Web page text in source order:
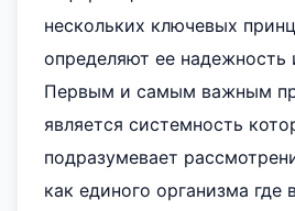
нескольких ключевых
определяют ее надежность
Первым и самым важным
является системность
подразумевает
как единого организма где